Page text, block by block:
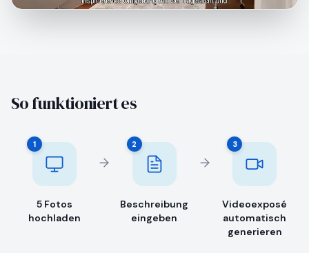
So funktioniert es
1
5 Fotos
hochladen
2
Beschreibung
eingeben
3
Videoexposé
automatisch
generieren